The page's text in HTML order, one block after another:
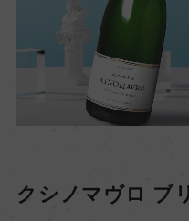
クシノマヴロ ブ